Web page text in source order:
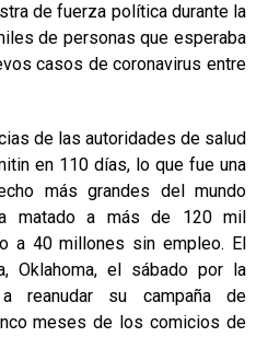
de fuerza política durante la
de personas que esperaba
casos de coronavirus entre
de las autoridades de salud
en 110 días, lo que fue una
más grandes del mundo
matado a más de 120 mil
a 40 millones sin empleo. El
Oklahoma, el sábado por la
reanudar su campaña de
meses de los comicios de